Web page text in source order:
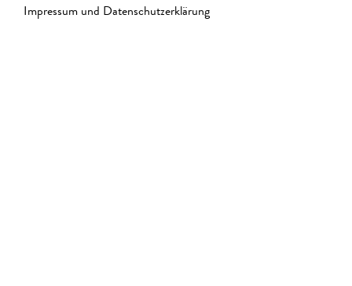
Impressum und Datenschutzerklärung